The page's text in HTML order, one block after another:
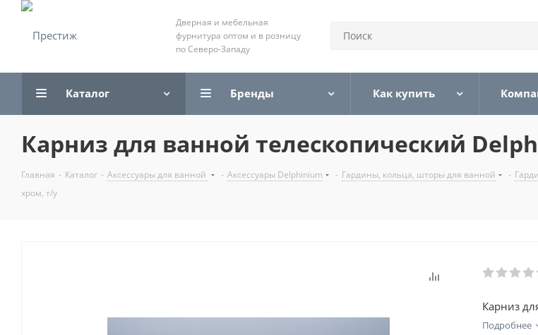
Дверная и мебельная
фурнитура оптом и в розницу
по Северо-Западу
Каталог Бренды Как купить
Карниз для ванной телескопический
Главная - Каталог - Аксессуары для ванной - Аксессуары Delphinium - Гардины, кольца, шторы для ванной -
хром, т/у
Карниз
Подробнее